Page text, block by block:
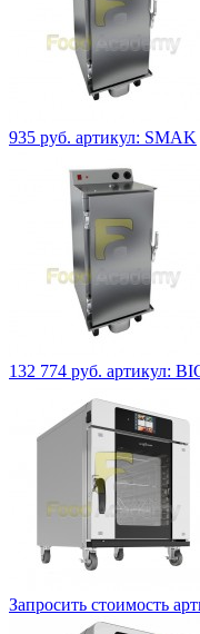
935 руб. артикул: SMAK
132 774 руб. артикул:
Запросить стоимость